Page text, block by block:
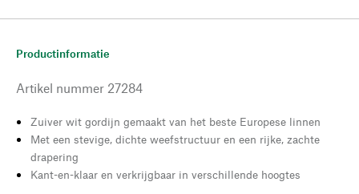
Productinformatie
Artikel nummer 27284
Zuiver wit gordijn gemaakt van het beste Europese linnen
Met een stevige, dichte weefstructuur en een rijke, zachte
drapering
Kant-en-klaar en verkrijgbaar in verschillende hoogtes